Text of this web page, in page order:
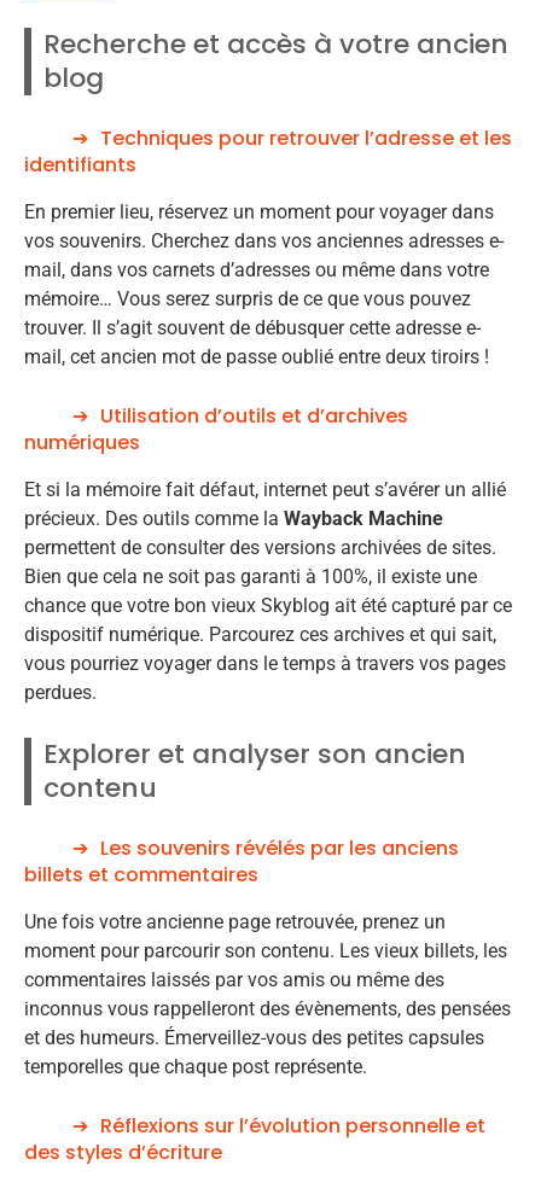
Recherche et accès à votre ancien
blog
Techniques pour retrouver l’adresse et les
identifiants
En premier lieu, réservez un moment pour voyager dans
vos souvenirs. Cherchez dans vos anciennes adresses e-
mail, dans vos carnets d’adresses ou même dans votre
mémoire… Vous serez surpris de ce que vous pouvez
trouver. Il s’agit souvent de débusquer cette adresse e-
mail, cet ancien mot de passe oublié entre deux tiroirs !
Utilisation d’outils et d’archives
numériques
Et si la mémoire fait défaut, internet peut s’avérer un allié
précieux. Des outils comme la Wayback Machine
permettent de consulter des versions archivées de sites.
Bien que cela ne soit pas garanti à 100%, il existe une
chance que votre bon vieux Skyblog ait été capturé par ce
dispositif numérique. Parcourez ces archives et qui sait,
vous pourriez voyager dans le temps à travers vos pages
perdues.
Explorer et analyser son ancien
contenu
Les souvenirs révélés par les anciens
billets et commentaires
Une fois votre ancienne page retrouvée, prenez un
moment pour parcourir son contenu. Les vieux billets, les
commentaires laissés par vos amis ou même des
inconnus vous rappelleront des évènements, des pensées
et des humeurs. Émerveillez-vous des petites capsules
temporelles que chaque post représente.
Réflexions sur l’évolution personnelle et
des styles d’écriture